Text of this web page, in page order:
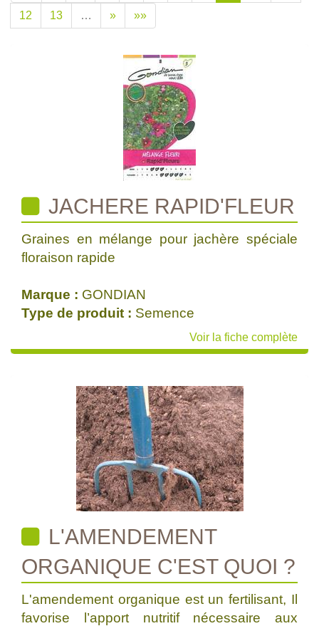
12 13 … » »»
JACHERE RAPID'FLEUR
Graines en mélange pour jachère spéciale
floraison rapide
Marque : GONDIAN
Type de produit : Semence
Voir la fiche complète
L'AMENDEMENT
ORGANIQUE C'EST QUOI ?
L'amendement organique est un fertilisant, Il
favorise l’apport nutritif nécessaire aux